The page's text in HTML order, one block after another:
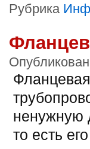
Рубрика
ненужную
то есть